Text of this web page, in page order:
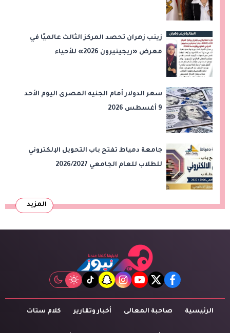
زينب زهران تحصد المركز الثالث عالميًا في
معرض «ريجينيرون 2026» للأحياء
سعر الدولار أمام الجنيه المصرى اليوم الأحد
9 أغسطس 2026
جامعة دمياط تفتح باب التحويل الإلكتروني
للطلاب للعام الجامعي 2026/2027
المزيد
facebook
twitter
youtube
instagram
snapchat
tiktok
الرئيسية صاحبة المعالى أخبار وتقارير كلام ستات